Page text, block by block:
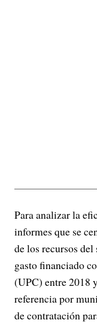
Para analizar la
informes que se
de los recursos
gasto financiado
(UPC) entre 2018
referencia por
de contratación